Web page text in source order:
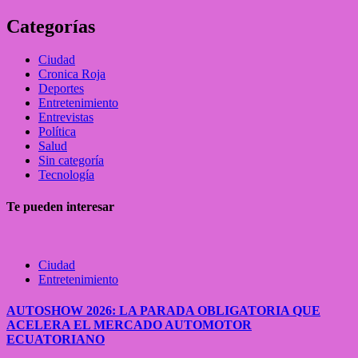
Categorías
Ciudad
Cronica Roja
Deportes
Entretenimiento
Entrevistas
Política
Salud
Sin categoría
Tecnología
Te pueden interesar
Ciudad
Entretenimiento
AUTOSHOW 2026: LA PARADA OBLIGATORIA QUE
ACELERA EL MERCADO AUTOMOTOR
ECUATORIANO